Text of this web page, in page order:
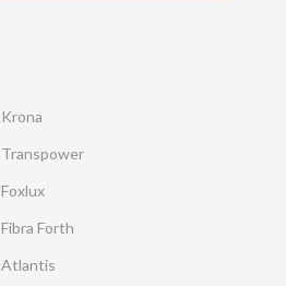
Krona
Transpower
Foxlux
Fibra Forth
Atlantis